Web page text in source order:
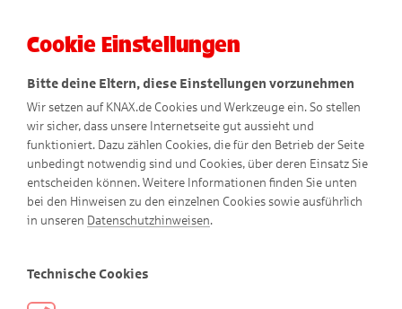
Schneckentempo
Cookie Einstellungen
Bitte deine Eltern, diese Einstellungen vorzunehmen
Wir setzen auf KNAX.de Cookies und Werkzeuge ein. So stellen
wir sicher, dass unsere Internetseite gut aussieht und
funktioniert. Dazu zählen Cookies, die für den Betrieb der Seite
unbedingt notwendig sind und Cookies, über deren Einsatz Sie
entscheiden können. Weitere Informationen finden Sie unten
bei den Hinweisen zu den einzelnen Cookies sowie ausführlich
in unseren Datenschutzhinweisen.
Technische Cookies